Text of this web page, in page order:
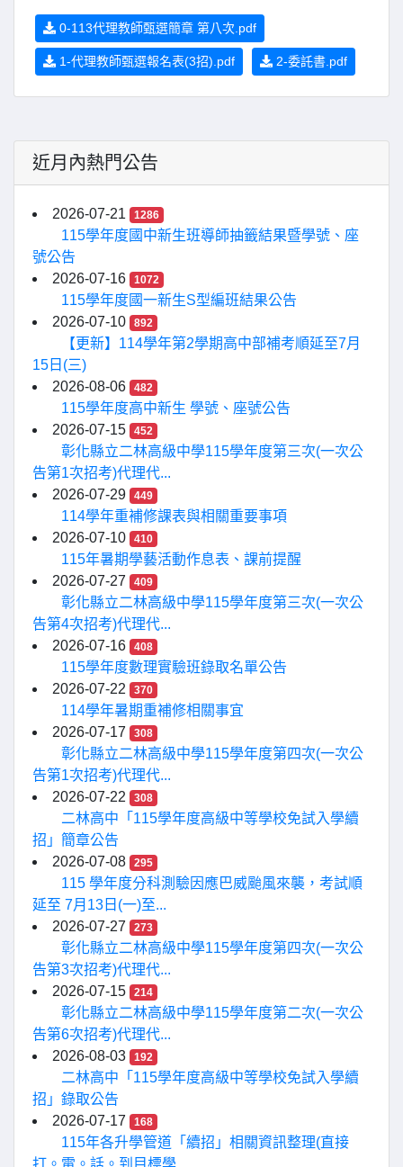
0-113代理教師甄選簡章 第八次.pdf
1-代理教師甄選報名表(3招).pdf 2-委託書.pdf
近月內熱門公告
2026-07-21 1286
115學年度國中新生班導師抽籤結果暨學號、座
號公告
2026-07-16
1072
115學年度國一新生S型編班結果公告
2026-07-10
892
【更新】114學年第2學期高中部補考順延至7月
15日(三)
2026-08-06
482
115學年度高中新生 學號、座號公告
2026-07-15
452
彰化縣立二林高級中學115學年度第三次(一次公
告第1次招考)代理代...
2026-07-29
449
114學年重補修課表與相關重要事項
2026-07-10
410
115年暑期學藝活動作息表、課前提醒
2026-07-27
409
彰化縣立二林高級中學115學年度第三次(一次公
告第4次招考)代理代...
2026-07-16
408
115學年度數理實驗班錄取名單公告
2026-07-22
370
114學年暑期重補修相關事宜
2026-07-17
308
彰化縣立二林高級中學115學年度第四次(一次公
告第1次招考)代理代...
2026-07-22
308
二林高中「115學年度高級中等學校免試入學續
招」簡章公告
2026-07-08
295
115 學年度分科測驗因應巴威颱風來襲，考試順
延至 7月13日(一)至...
2026-07-27
273
彰化縣立二林高級中學115學年度第四次(一次公
告第3次招考)代理代...
2026-07-15
214
彰化縣立二林高級中學115學年度第二次(一次公
告第6次招考)代理代...
2026-08-03
192
二林高中「115學年度高級中等學校免試入學續
招」錄取公告
2026-07-17
168
115年各升學管道「續招」相關資訊整理(直接
打。電。話。到目標學...